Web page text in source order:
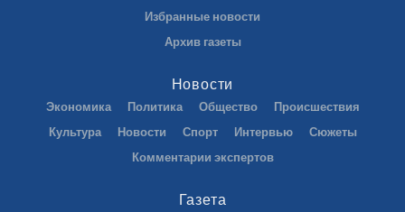
Избранные новости
Архив газеты
Новости
Экономика Политика Общество
Происшествия
Культура
Новости Спорт Интервью
Сюжеты
Комментарии экспертов
Газета